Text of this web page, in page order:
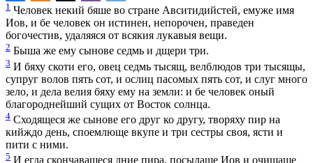
1 Человек некий бяше во стране Авситидийстей, емуже имя
Иов, и бе человек он истинен, непорочен, праведен
богочестив, удаляяся от всякия лукавыя вещи.
2 Быша же ему сынове седмь и дщери три.
3 И бяху скоти его, овец седмь тысящ, велблюдов три тысящы,
супруг волов пять сот, и ослиц пасомых пять сот, и слуг много
зело, и дела велия бяху ему на земли: и бе человек оный
благороднейший сущих от Восток солнца.
4 Сходящеся же сынове его друг ко другу, творяху пир на
кийждо день, споемлюще вкупе и три сестры своя, ясти и
пити с ними.
5 И егда скончавашеся дние пира, посылаше Иов и очищаше